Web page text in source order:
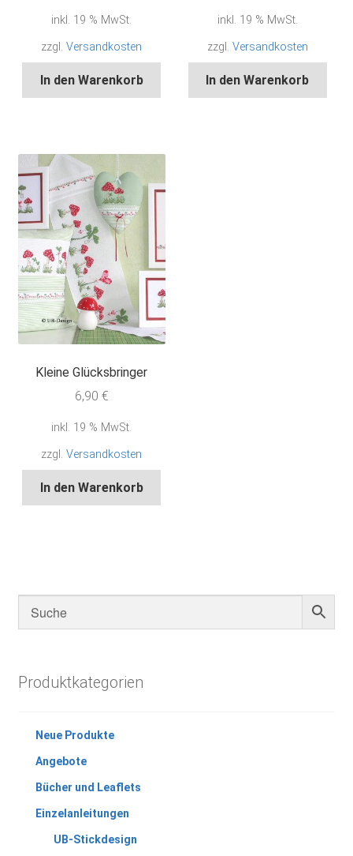
inkl. 19 % MwSt.
zzgl.Versandkosten
In den Warenkorb
inkl. 19 % MwSt.
zzgl. Versandkosten
In den Warenkorb
Kleine Glücksbringer
6,90 €
inkl. 19 % MwSt.
zzgl.Versandkosten
In den Warenkorb
Produktkategorien
Neue Produkte
Angebote
Bücher und Leaflets
Einzelanleitungen
UB-Stickdesign